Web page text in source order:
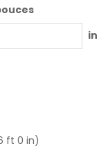
in
ft 0 in)